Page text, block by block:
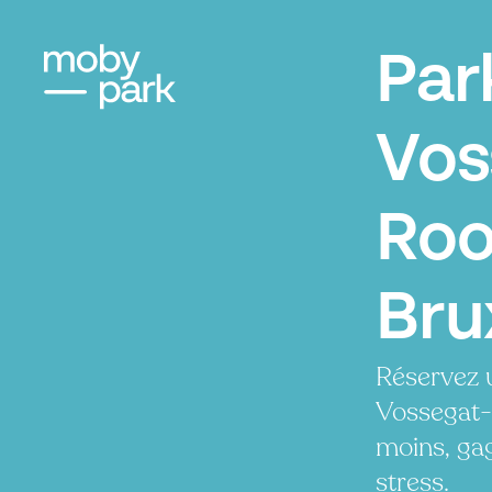
moins,
stress.